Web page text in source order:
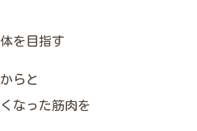
を目指す
らと
なった筋肉を